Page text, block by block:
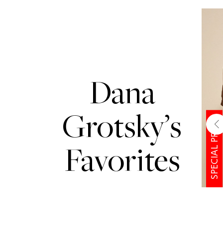
Dana
Grotsky’s
Favorites SPECIAL PRICEשמאלה